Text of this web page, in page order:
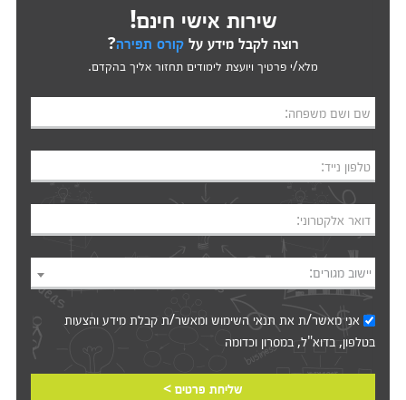
שירות אישי חינם!
רוצה לקבל מידע עלקורס תפירה?
מלא/י פרטיך ויועצת לימודים תחזור אליך בהקדם.
שם ושם משפחה:
טלפון נייד:
דואר אלקטרוני:
יישוב מגורים:
אני מאשר/ת אתתנאי השימושומאשר/ת קבלת מידע והצעות
בטלפון, בדוא"ל, במסרון וכדומה‎‎
שליחת פרטים >